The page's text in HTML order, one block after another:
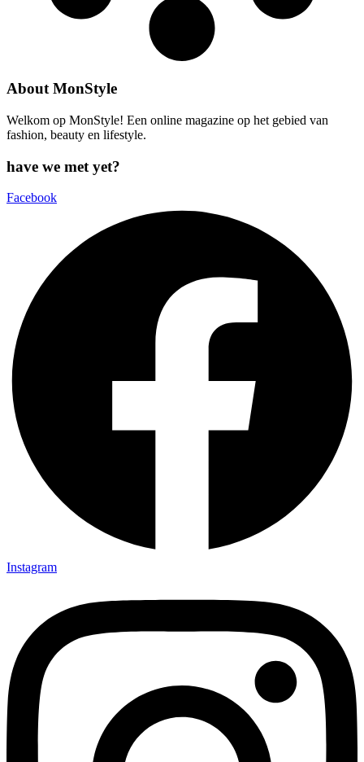
About MonStyle
Welkom op MonStyle! Een online magazine op het gebied van
fashion, beauty en lifestyle.
have we met yet?
Facebook
Instagram